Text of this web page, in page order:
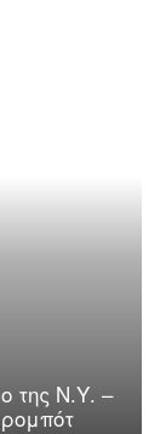
της Ν.Υ. –